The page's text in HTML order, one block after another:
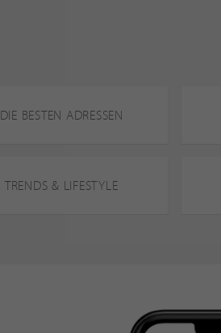
DIE BESTEN ADRESSEN
TRENDS & LIFESTYLE